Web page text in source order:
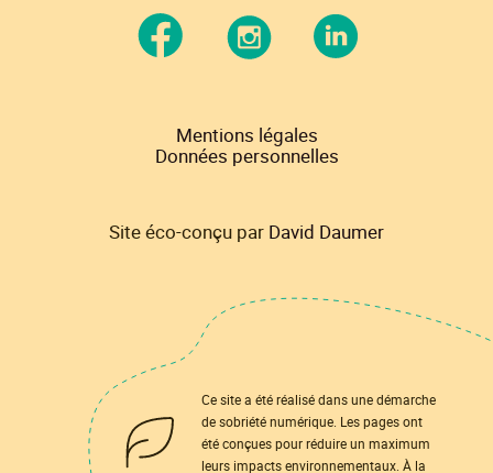
Mentions légales
Données personnelles
Site éco-conçu par David Daumer
Ce site a été réalisé dans une démarche
de sobriété numérique. Les pages ont
été conçues pour réduire un maximum
leurs impacts environnementaux. À la